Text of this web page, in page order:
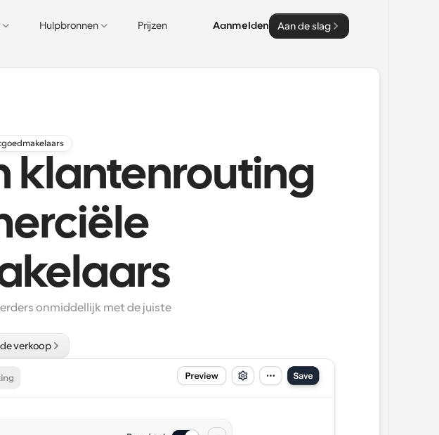
Hulpbronnen Prijzen Aanmelden Aan de slag
klantenrouting
onmiddellijk met de juiste
verkoop